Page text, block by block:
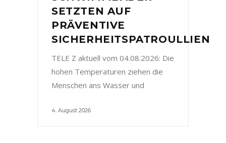
SETZTEN AUF
PRÄVENTIVE
SICHERHEITSPATROULLIEN
TELE Z aktuell vom 04.08.2026: Die
hohen Temperaturen ziehen die
Menschen ans Wasser und
4. August 2026